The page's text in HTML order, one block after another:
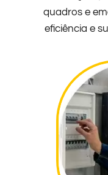
quadros e
eficiência e